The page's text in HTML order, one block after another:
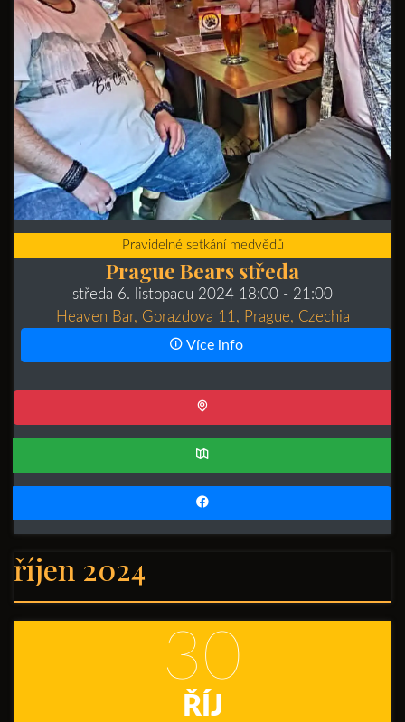
Pravidelné setkání medvědů
Prague Bears středa
středa 6. listopadu 2024 18:00 - 21:00
Heaven Bar, Gorazdova 11, Prague, Czechia
Více info
říjen 2024
30
ŘÍJ